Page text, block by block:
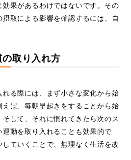
果があるわけではないです。その
取による影響を確認するには、自
取り入れ方
る際には、まず小さな変化から始
ば、毎朝早起きをすることから始
して、それに慣れてきたら次のス
動を取り入れることも効果的で
ていくことで、無理なく生活を改